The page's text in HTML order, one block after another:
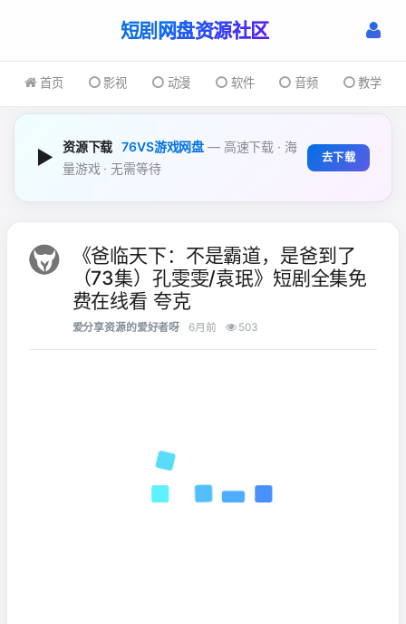
短剧
首页 影视 动漫 软件 音频 教学
▶ 资源下载 76VS游戏网盘 — 高速下载 · 海
量游戏 · 无需等待
去下载
《爸临天下：不是霸道，是爸到了
（73集）孔雯雯/袁珉》短剧全集免
费在线看 夸克
爱分享资源的爱好者呀 6月前 503